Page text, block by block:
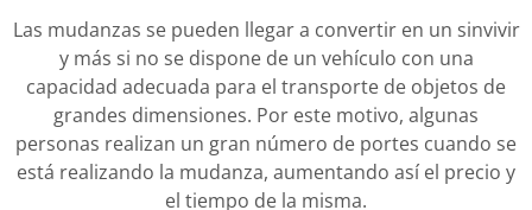
Las mudanzas se pueden llegar a convertir en un sinvivir
y más si no se dispone de un vehículo con una
capacidad adecuada para el transporte de objetos de
grandes dimensiones. Por este motivo, algunas
personas realizan un gran número de portes cuando se
está realizando la mudanza, aumentando así el precio y
el tiempo de la misma.